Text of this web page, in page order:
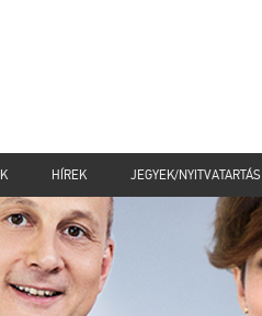
HÍREK JEGYEK/NYITVATARTÁS